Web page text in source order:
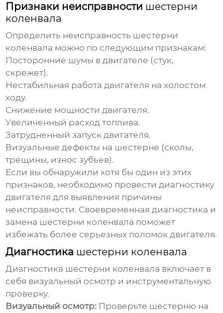
Признаки неисправности шестерни
коленвала
Определить неисправность шестерни
коленвала можно по следующим признакам:
Посторонние шумы в двигателе (стук,
скрежет).
Нестабильная работа двигателя на холостом
ходу.
Снижение мощности двигателя.
Увеличенный расход топлива.
Затрудненный запуск двигателя.
Визуальные дефекты на шестерне (сколы,
трещины, износ зубьев).
Если вы обнаружили хотя бы один из этих
признаков, необходимо провести диагностику
двигателя для выявления причины
неисправности. Своевременная диагностика и
замена шестерни коленвала поможет
избежать более серьезных поломок двигателя.
Диагностика шестерни коленвала
Диагностика шестерни коленвала включает в
себя визуальный осмотр и инструментальную
проверку.
Визуальный осмотр: Проверьте шестерню на